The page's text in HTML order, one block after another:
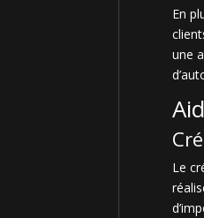
En
une
Le